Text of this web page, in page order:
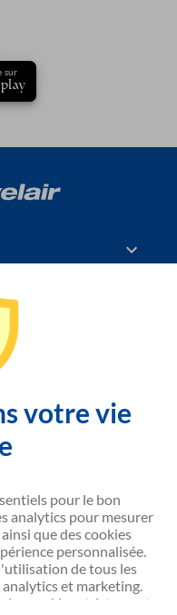
sur
votre vie
pour le bon
analytics pour mesurer
que des cookies
personnalisée.
de tous les
analytics et marketing.
les cookies strictement